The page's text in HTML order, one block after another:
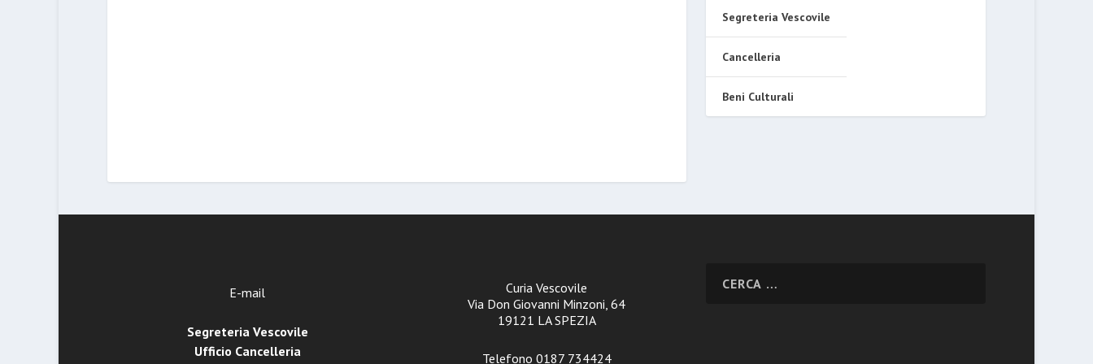
Segreteria Vescovile
Cancelleria
Beni Culturali
E-mail
Segreteria Vescovile
Ufficio Cancelleria
Curia Vescovile
Via Don Giovanni Minzoni, 64
19121 LA SPEZIA
Telefono 0187 734424